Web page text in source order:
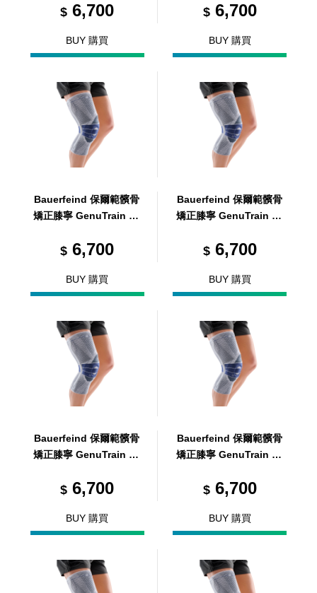
$6,700
BUY 購買
$6,700
BUY 購買
Bauerfeind 保爾範髕骨
矯正膝寧 GenuTrain P3
$6,700
BUY 購買
Bauerfeind 保爾範髕骨
矯正膝寧 GenuTrain P3
$6,700
BUY 購買
Bauerfeind 保爾範髕骨
矯正膝寧 GenuTrain P3
$6,700
BUY 購買
Bauerfeind 保爾範髕骨
矯正膝寧 GenuTrain P3
$6,700
BUY 購買